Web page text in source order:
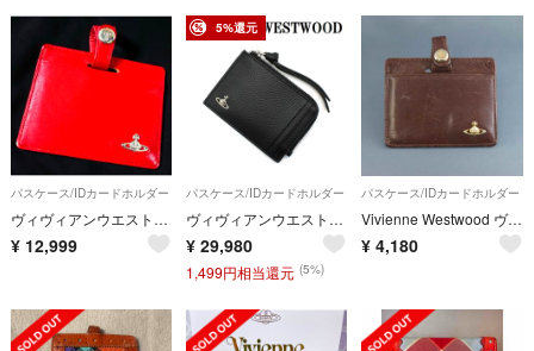
パスケース/IDカードホルダー
ヴィヴィアンウエストウッド カードケース パスケース IDケース
¥ 12,999
5%還元
パスケース/IDカードホルダー
ヴィヴィアンウエストウッド 5402000YU S000D N403 カード入れ
¥ 29,980
1,499円相当還元 (5%)
パスケース/IDカードホルダー
Vivienne Westwood ヴィヴィアンウエストウッド パスケース USED品 ウォーターオーブ 定期入れ ブラウン ブランド X9033
¥ 4,180